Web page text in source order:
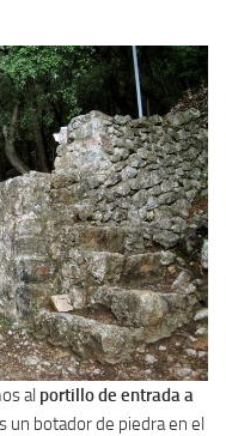
al portillo de entrada a
un botador de piedra en el